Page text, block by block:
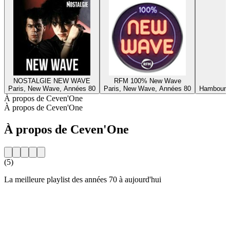
NOSTALGIE NEW WAVE
Paris, New Wave, Années 80
RFM 100% New Wave
Paris, New Wave, Années 80
À propos de Ceven'One
À propos de Ceven'One
À propos de Ceven'One
(5)
La meilleure playlist des années 70 à aujourd'hui